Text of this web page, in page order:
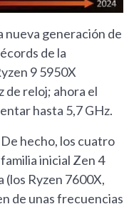
nueva generación de
de la
9 5950X
de reloj; ahora el
hasta 5,7 GHz.
hecho, los cuatro
inicial Zen 4
(los Ryzen 7600X,
de unas frecuencias